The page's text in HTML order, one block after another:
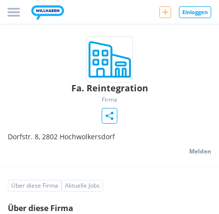
Einloggen
Fa. Reintegration
Firma
Dorfstr. 8, 2802 Hochwolkersdorf
Melden
Über diese Firma Aktuelle Jobs
Über diese Firma